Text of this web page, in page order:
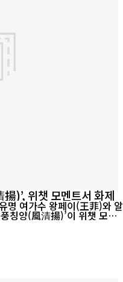
)’, 위챗 모멘트서 화제
명 여가수 왕페이(王菲)와 알
칭양(風清揚)’이 위챗 모멘
노
잘 부르지 못하면 오히려 모
됐으며 이 노래를 녹음하는